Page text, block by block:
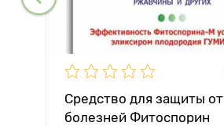
Средство для защиты от
болезней Фитоспорин